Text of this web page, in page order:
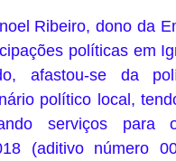
Ribeiro, dono da
políticas em
afastou-se da
político local,
serviços para
(aditivo número